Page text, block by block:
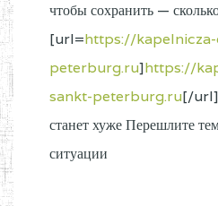
чтобы сохранить —
[url=https://
peterburg.ru]https://
sankt-peterburg.ru[/url]
станет хуже Перешлите
ситуации